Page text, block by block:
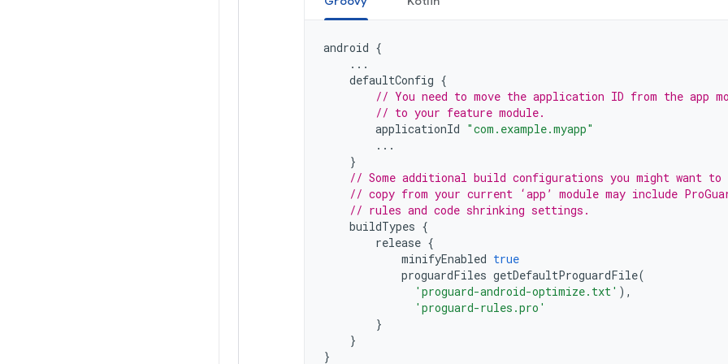
android {
...
defaultConfig {
// You need to move the application ID from the app
// to your feature module.
applicationId "com.example.myapp"
...
}
// Some additional build configurations you might want to
// copy from your current ‘app’ module may include
// rules and code shrinking settings.
buildTypes {
release {
minifyEnabled true
proguardFiles getDefaultProguardFile(
'proguard-android-optimize.txt' ),
'proguard-rules.pro'
}
}
}